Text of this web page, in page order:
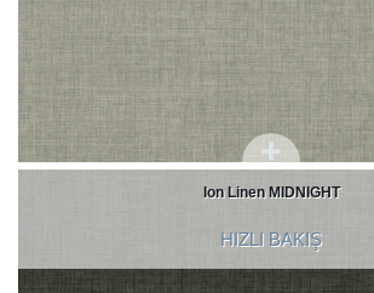
Ion Linen MIDNIGHT
HIZLI BAKIŞ